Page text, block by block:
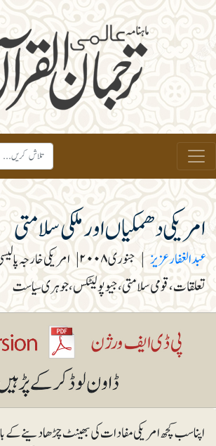
امریکی دھمکیاں اور ملکی سلامتی
عبد الغفار عزیز | جنوری ۲۰۰۸ | امریکی خارجہ
تعلقات، قومی سلامتی، جیوپولیٹکس، جوہری سیاست
اپنا سب کچھ امریکی مفادات کی بھینٹ چڑھا دینے کے